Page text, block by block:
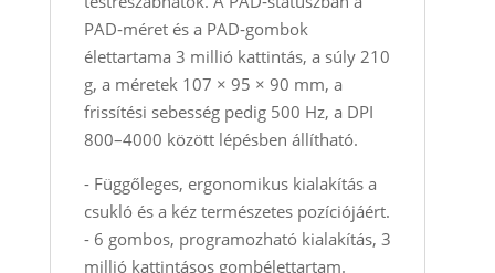
PAD‑méret és a PAD‑gombok
élettartama 3 millió kattintás, a súly 210
g, a méretek 107 × 95 × 90 mm, a
frissítési sebesség pedig 500 Hz, a DPI
800–4000 között lépésben állítható.
- Függőleges, ergonomikus kialakítás a
csukló és a kéz természetes pozíciójáért.
- 6 gombos, programozható kialakítás, 3
millió kattintásos gombélettartam.